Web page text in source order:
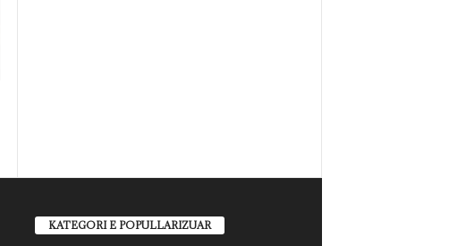
KATEGORI E POPULLARIZUAR